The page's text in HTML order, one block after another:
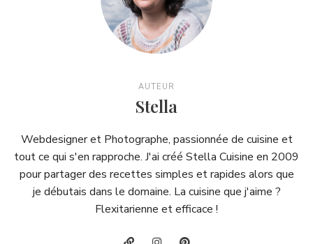
AUTEUR
Stella
Webdesigner et Photographe, passionnée de cuisine et
tout ce qui s'en rapproche. J'ai créé Stella Cuisine en 2009
pour partager des recettes simples et rapides alors que
je débutais dans le domaine. La cuisine que j'aime ?
Flexitarienne et efficace !